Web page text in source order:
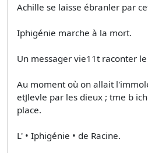
Achille se laisse ébranler par
Iphigénie marche à la mort.
Un messager vie11t raconter
Au moment où on allait
etJlevle par les dieux ; tme b
place.
L' • Iphigénie • de Racine.